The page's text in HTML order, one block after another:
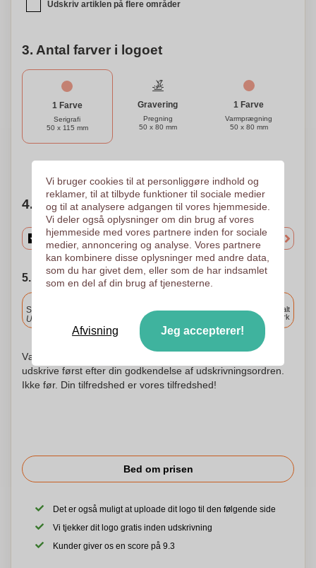
Udskriv artiklen på flere områder
3. Antal farver i logoet
1 Farve
Serigrafi
50 x 115 mm
Gravering
Pregning
50 x 80 mm
1 Farve
Varmprægning
50 x 80 mm
Brug for hjælp?Hjælp mig med at vælge
4. Vælg mængden
5. Vælg forsendelsesdato
Standard levering
Upload og godkend dine filer i morgen før 9:30.
Levering overalt
i Danmark
Vær ikke urolig! Vi kontrollerer hvert logo og begynder at
udskrive først efter din godkendelse af udskrivningsordren.
Ikke før. Din tilfredshed er vores tilfredshed!
Bed om prisen
Det er også muligt at uploade dit logo til den følgende side
Vi tjekker dit logo gratis inden udskrivning
Kunder giver os en score på 9.3
Vi bruger cookies til at personliggøre indhold og
reklamer, til at tilbyde funktioner til sociale medier
og til at analysere adgangen til vores hjemmeside.
Vi deler også oplysninger om din brug af vores
hjemmeside med vores partnere inden for sociale
medier, annoncering og analyse. Vores partnere
kan kombinere disse oplysninger med andre data,
som du har givet dem, eller som de har indsamlet
som en del af din brug af tjenesterne.
Afvisning Jeg accepterer!